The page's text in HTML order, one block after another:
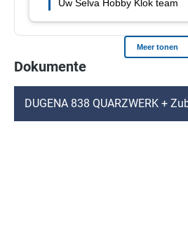
Dokumente
DUGENA 838 QUARZWERK +